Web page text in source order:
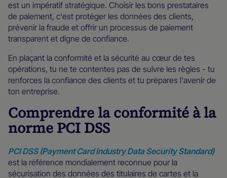
est un impératif stratégique. Choisir les bons prestataires
de paiement, c'est protéger les données des clients,
prévenir la fraude et offrir un processus de paiement
transparent et digne de confiance.
En plaçant la conformité et la sécurité au cœur de tes
opérations, tu ne te contentes pas de suivre les règles - tu
renforces la confiance des clients et tu prépares l'avenir de
ton entreprise.
Comprendre la conformité à la
norme PCI DSS
PCI DSS (Payment Card Industry Data Security Standard)
est la référence mondialement reconnue pour la
sécurisation des données des titulaires de cartes et la